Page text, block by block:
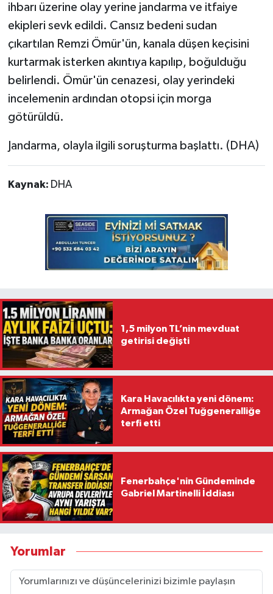
ihbarı üzerine olay yerine jandarma ve itfaiye
ekipleri sevk edildi. Cansız bedeni sudan
çıkartılan Remzi Ömür'ün, kanala düşen keçisini
kurtarmak isterken akıntıya kapılıp, boğulduğu
belirlendi. Ömür'ün cenazesi, olay yerindeki
incelemenin ardından otopsi için morga
götürüldü.
Jandarma, olayla ilgili soruşturma başlattı. (DHA)
Kaynak: DHA
1,5 milyon TL’nin mevduat
getirisi değişti
Kara Havacılıkta yeni dönem:
Armağan Özel Tuğgeneralliğe
terfi etti
Fenerbahçe'nin Gündeminde
Gabriel Martinelli İddiası
Yorumlar